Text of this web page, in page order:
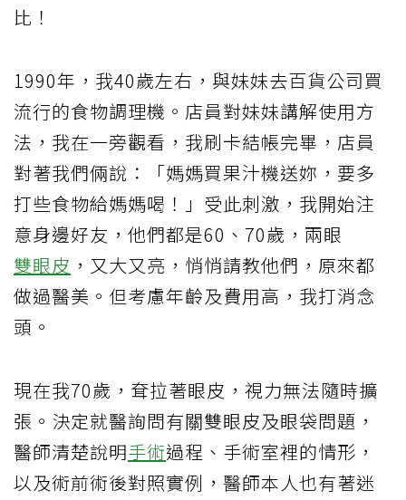
比！
1990年，我40歲左右，與妹妹去百貨公司買
流行的食物調理機。店員對妹妹講解使用方
法，我在一旁觀看，我刷卡結帳完畢，店員
對著我們倆說：「媽媽買果汁機送妳，要多
打些食物給媽媽喝！」受此刺激，我開始注
意身邊好友，他們都是60、70歲，兩眼
雙眼皮 ，又大又亮，悄悄請教他們，原來都
做過醫美。但考慮年齡及費用高，我打消念
頭。
現在我70歲，耷拉著眼皮，視力無法隨時擴
張。決定就醫詢問有關雙眼皮及眼袋問題，
醫師清楚說明手術過程、手術室裡的情形，
以及術前術後對照實例，醫師本人也有著迷